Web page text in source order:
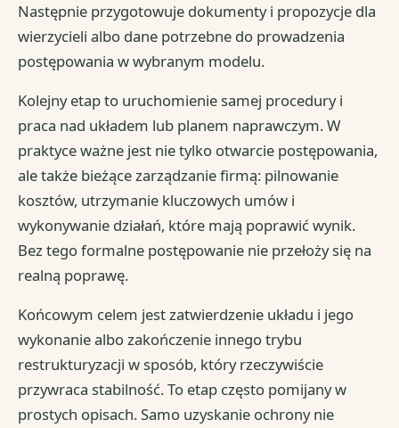
Następnie przygotowuje dokumenty i propozycje dla
wierzycieli albo dane potrzebne do prowadzenia
postępowania w wybranym modelu.
Kolejny etap to uruchomienie samej procedury i
praca nad układem lub planem naprawczym. W
praktyce ważne jest nie tylko otwarcie postępowania,
ale także bieżące zarządzanie firmą: pilnowanie
kosztów, utrzymanie kluczowych umów i
wykonywanie działań, które mają poprawić wynik.
Bez tego formalne postępowanie nie przełoży się na
realną poprawę.
Końcowym celem jest zatwierdzenie układu i jego
wykonanie albo zakończenie innego trybu
restrukturyzacji w sposób, który rzeczywiście
przywraca stabilność. To etap często pomijany w
prostych opisach. Samo uzyskanie ochrony nie